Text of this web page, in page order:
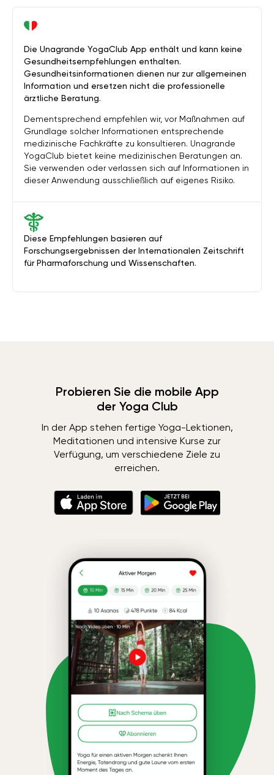
Diese Empfehlungen basieren auf
Forschungsergebnissen der Internationalen Zeitschrift
für Pharmaforschung und Wissenschaften.
Die Unagrande YogaClub App enthält und kann keine
Gesundheitsempfehlungen enthalten.
Gesundheitsinformationen dienen nur zur allgemeinen
Information und ersetzen nicht die professionelle
ärztliche Beratung.
Dementsprechend empfehlen wir, vor Maßnahmen auf
Grundlage solcher Informationen entsprechende
medizinische Fachkräfte zu konsultieren. Unagrande
YogaClub bietet keine medizinischen Beratungen an.
Sie verwenden oder verlassen sich auf Informationen in
dieser Anwendung ausschließlich auf eigenes Risiko.
Probieren Sie die mobile App
der Yoga Club
In der App stehen fertige Yoga-Lektionen,
Meditationen und intensive Kurse zur
Verfügung, um verschiedene Ziele zu
erreichen.